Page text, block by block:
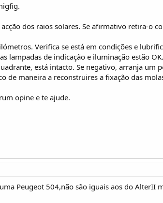
dos raios solares. Se afirmativo retira-o
Verifica se está em condições e
lampadas de indicação e iluminação estão OK.
está intacto. Se negativo, arranja um
maneira a reconstruires a fixação das
opine e te ajude.
Peugeot 504,não são iguais aos do AlterII